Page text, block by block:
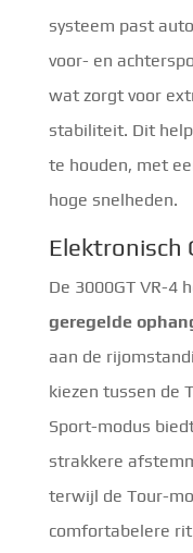
systeem past
voor- en
wat zorgt voor
stabiliteit. Dit
te houden, met
hoge snelheden.
Elektronisch
De 3000GT VR-4
geregelde
aan de
kiezen tussen de
Sport-modus
strakkere
terwijl de Tour-
comfortabelere